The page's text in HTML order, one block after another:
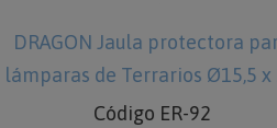
DRAGON Jaula protectora para
lámparas de Terrarios Ø15,5 x 22
Código ER-92